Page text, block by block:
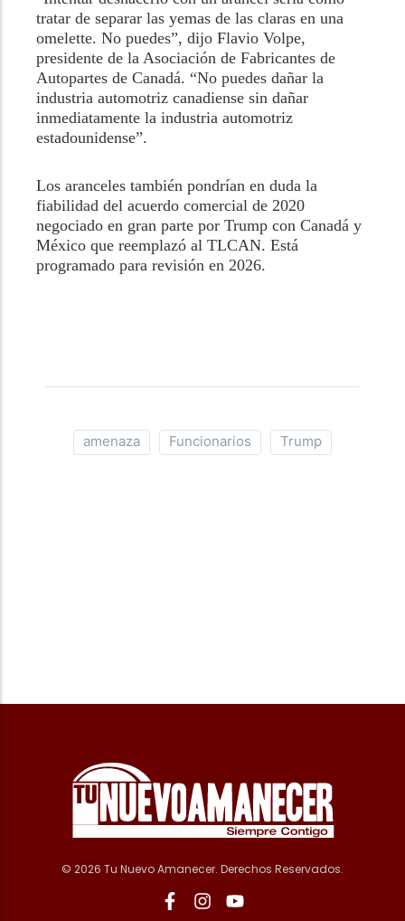
tratar de separar las yemas de las claras en una
omelette. No puedes”, dijo Flavio Volpe,
presidente de la Asociación de Fabricantes de
Autopartes de Canadá. “No puedes dañar la
industria automotriz canadiense sin dañar
inmediatamente la industria automotriz
estadounidense”.
Los aranceles también pondrían en duda la
fiabilidad del acuerdo comercial de 2020
negociado en gran parte por Trump con Canadá y
México que reemplazó al TLCAN. Está
programado para revisión en 2026.
amenaza Funcionarios Trump
© 2026 Tu Nuevo Amanecer. Derechos Reservados.